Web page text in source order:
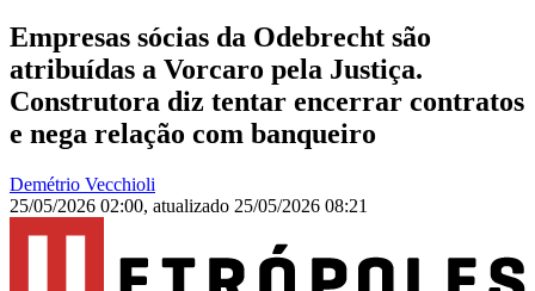
Empresas sócias da Odebrecht são
atribuídas a Vorcaro pela Justiça.
Construtora diz tentar encerrar contratos
e nega relação com banqueiro
Demétrio Vecchioli
25/05/2026 02:00, atualizado 25/05/2026 08:21